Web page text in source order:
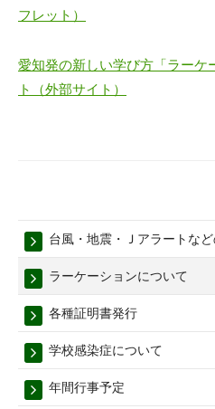
2025
月
28
フレット）
愛知発の新しい学び方「ラーケ
ト（外部サイト）
台風・地震・Ｊアラートな
ラーケーションについて
各種証明書発行
学校感染症について
年間行事予定